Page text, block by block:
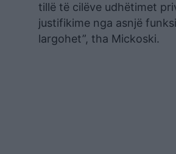
tillë të cilëve udhëtimet
justifikime nga asnjë
largohet”, tha Mickoski.